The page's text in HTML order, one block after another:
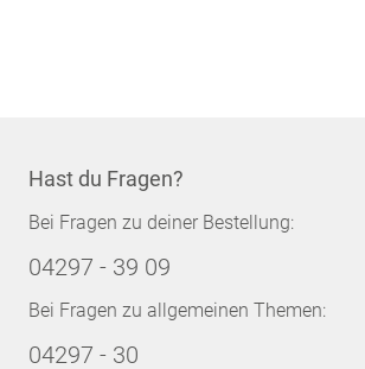
Hast du Fragen?
Bei Fragen zu deiner Bestellung:
04297 - 39 09
Bei Fragen zu allgemeinen Themen:
04297 - 30